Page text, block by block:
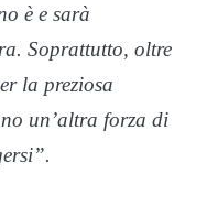
è e sarà
Soprattutto, oltre
la preziosa
un’altra forza di